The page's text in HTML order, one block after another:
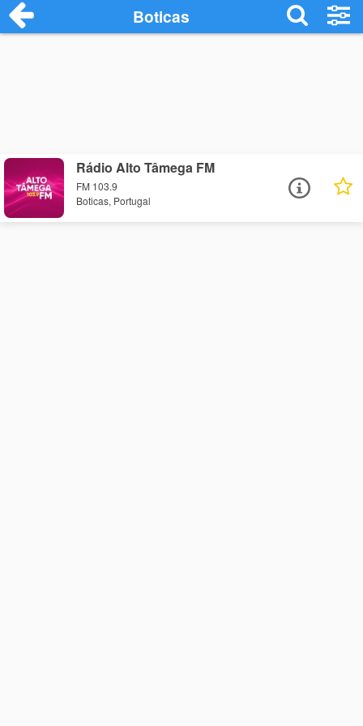
Boticas
Rádio Alto Tâmega FM
FM 103.9
Boticas, Portugal